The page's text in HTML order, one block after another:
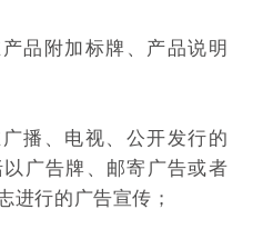
附加标牌、产品说明
、电视、公开发行的
广告牌、邮寄广告或者
进行的广告宣传；